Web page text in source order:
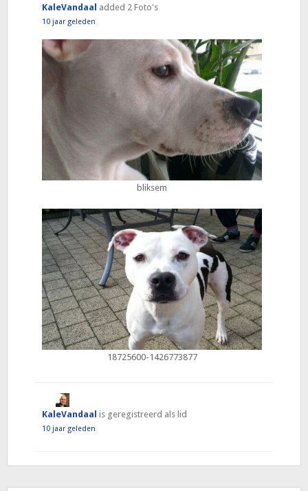
KaleVandaal added 2 Foto's
10 jaar geleden
bliksem
18725600-1426773877
KaleVandaal is geregistreerd als lid
10 jaar geleden